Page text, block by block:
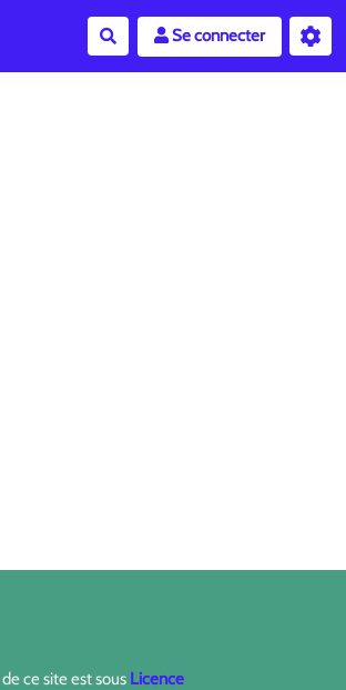
RechercherSe connecter
ce site est sous Licence